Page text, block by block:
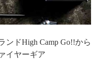
ンドHigh Camp Go!!から
イヤーギア